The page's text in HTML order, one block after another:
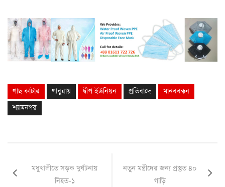
গাছ কাটার গাবুরায় দ্বীপ ইউনিয়ন প্রতিবাদে
মানববন্ধন
শ্যামনগর
মধুখালীতে সড়ক দুর্ঘটনায়
নিহত-১
নতুন মন্ত্রীদের জন্য প্রস্তুত ৪০
গাড়ি